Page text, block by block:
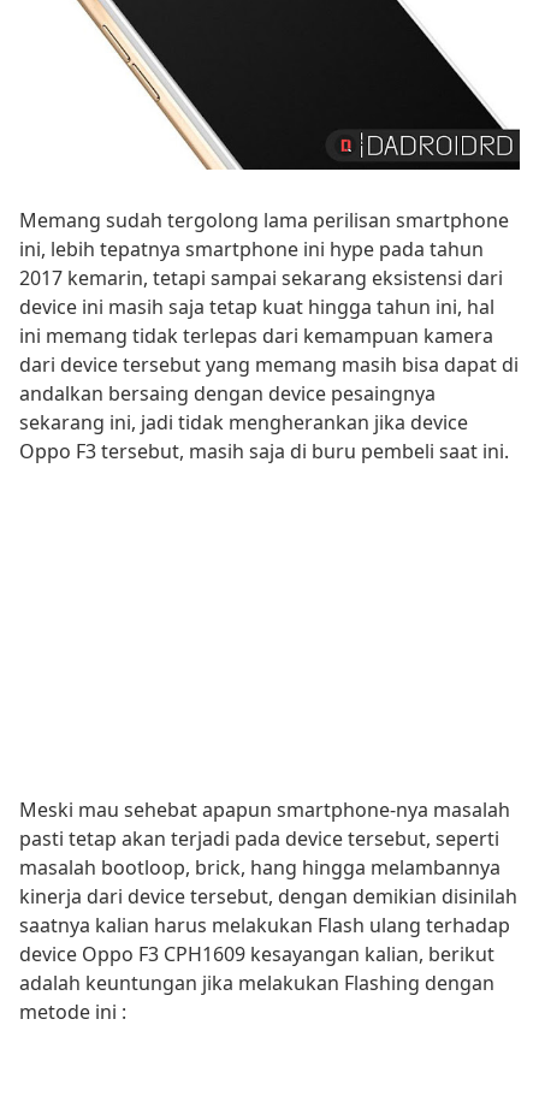
Memang sudah tergolong lama perilisan smartphone
ini, lebih tepatnya smartphone ini hype pada tahun
2017 kemarin, tetapi sampai sekarang eksistensi dari
device ini masih saja tetap kuat hingga tahun ini, hal
ini memang tidak terlepas dari kemampuan kamera
dari device tersebut yang memang masih bisa dapat di
andalkan bersaing dengan device pesaingnya
sekarang ini, jadi tidak mengherankan jika device
Oppo F3 tersebut, masih saja di buru pembeli saat ini.
Meski mau sehebat apapun smartphone-nya masalah
pasti tetap akan terjadi pada device tersebut, seperti
masalah bootloop, brick, hang hingga melambannya
kinerja dari device tersebut, dengan demikian disinilah
saatnya kalian harus melakukan Flash ulang terhadap
device Oppo F3 CPH1609 kesayangan kalian, berikut
adalah keuntungan jika melakukan Flashing dengan
metode ini :